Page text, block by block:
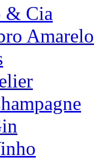
& Cia
Amarelo